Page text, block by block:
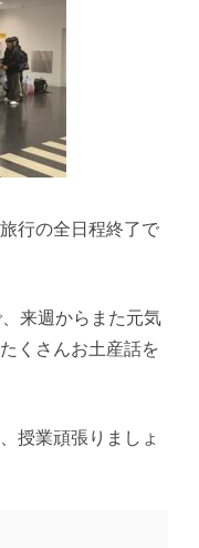
行の全日程終了で
来週からまた元気
くさんお土産話を
授業頑張りましょ